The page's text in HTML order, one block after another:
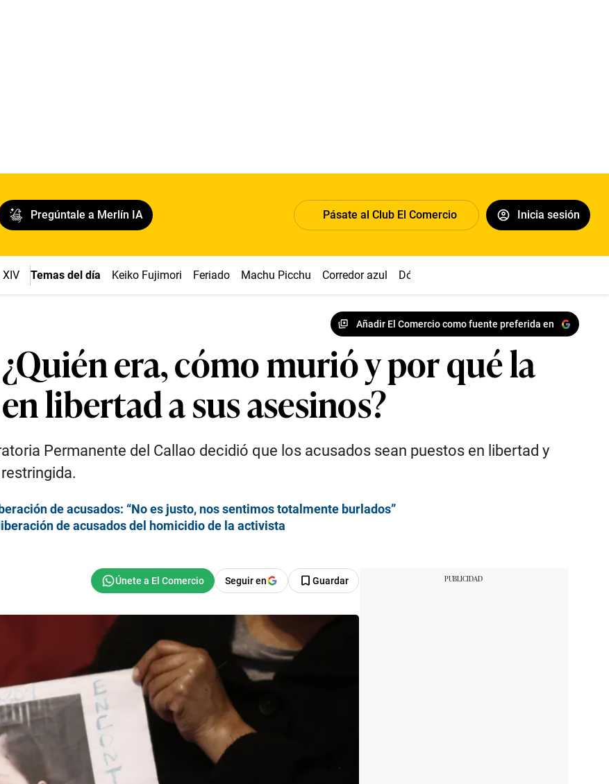
Pregúntale a Merlín IA Pásate al Club El Comercio Inicia sesión
Temas del día Keiko Fujimori Feriado Machu Picchu Corredor azul Dólar
Añadir El Comercio como fuente preferida en
era, cómo murió y por qué la
libertad a sus asesinos?
Permanente del Callao decidió que los acusados sean puestos en libertad y
de acusados: “No es justo, nos sentimos totalmente burlados”
de acusados del homicidio de la activista
Seguir en Guardar